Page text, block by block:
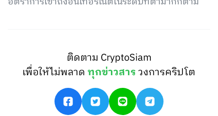
ติดตาม CryptoSiam
เพื่อให้ไม่พลาดทุกข่าวสารวงการคริปโต